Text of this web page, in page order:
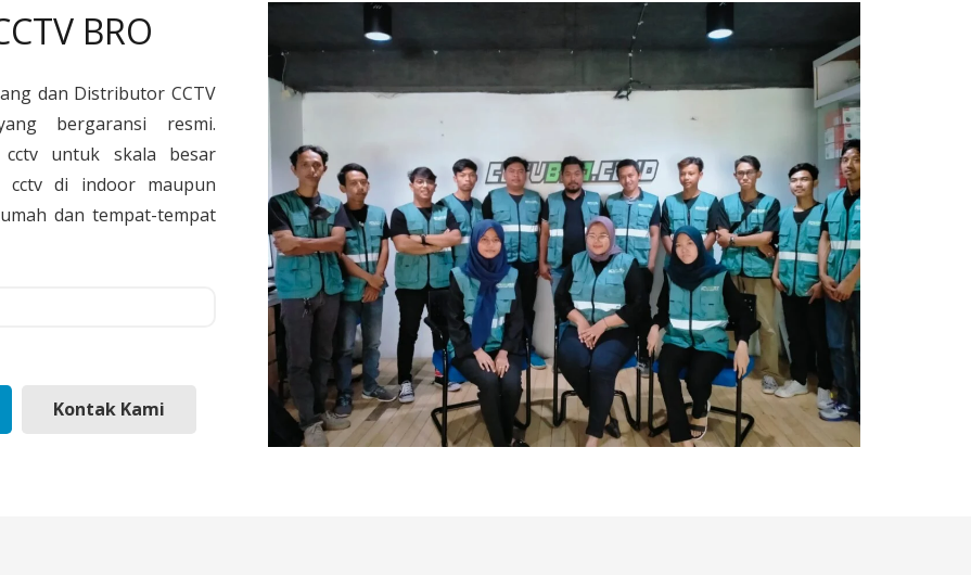
BRO
dan Distributor CCTV
bergaransi resmi.
cctv untuk skala besar
cctv di indoor maupun
dan tempat-tempat
Kontak Kami